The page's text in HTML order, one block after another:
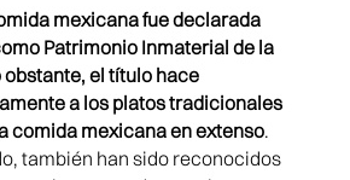
mexicana fue declarada
Patrimonio Inmaterial de la
obstante, el título hace
a los platos tradicionales
comida mexicana en extenso.
también han sido reconocidos